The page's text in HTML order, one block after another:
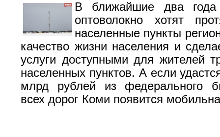
В ближайшие два года
оптоволокно хотят
населенные пункты
качество жизни населения и
услуги доступными для жителей
населенных пунктов. А если
млрд рублей из федерального
всех дорог Коми появится